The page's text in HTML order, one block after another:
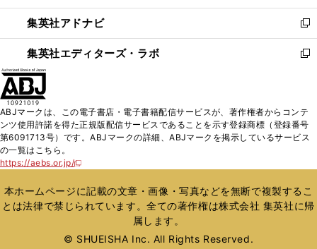
開
く
ウ
で
開
く
ン
ド
ウ
で
ウ
ィ
ン
ド
く
集英社アドナビ
新
し
い
ド
ウ
で
集英社エディターズ・ラボ
新
ィ
ン
ド
開
く
ABJマークは、この電子書店・電子書籍配信サービスが、著作権者からコンテ
ンツ使用許諾を得た正規版配信サービスであることを示す登録商標（登録番号
第6091713号）です。ABJマークの詳細、ABJマークを掲示しているサービス
の一覧はこちら。
https://aebs.or.jp/
新
い
ウ
ィ
ウ
本ホームページに記載の文章・画像・写真などを無断で複製するこ
とは法律で禁じられています。全ての著作権は株式会社 集英社に帰
属します。
© SHUEISHA Inc. All Rights Reserved.